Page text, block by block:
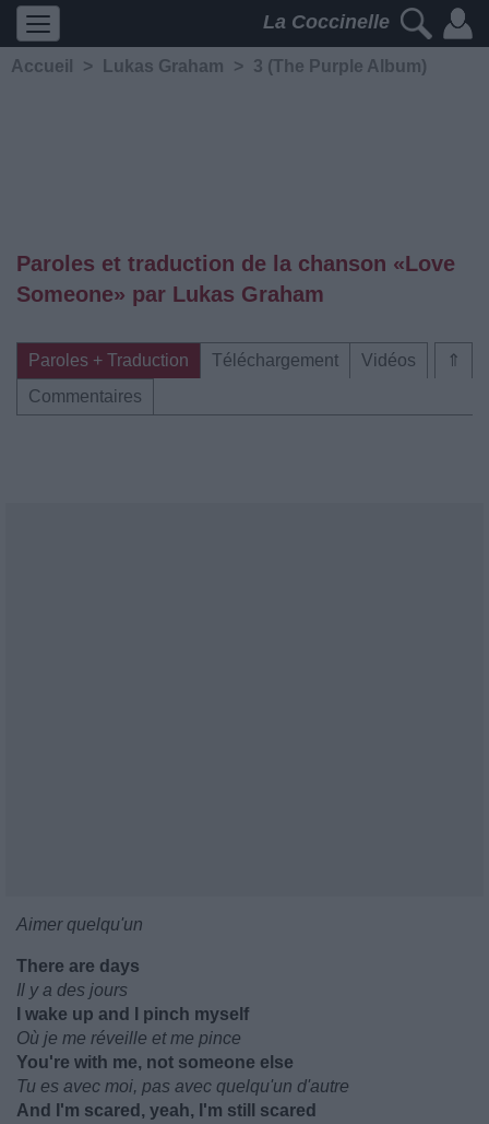
La Coccinelle
Accueil > Lukas Graham > 3 (The Purple Album)
Paroles et traduction de la chanson «Love
Someone» par Lukas Graham
⇑
Paroles + Traduction Téléchargement
Vidéos
Commentaires
Aimer quelqu'un
There are days
Il y a des jours
I wake up and I pinch myself
Où je me réveille et me pince
You're with me, not someone else
Tu es avec moi, pas avec quelqu'un d'autre
And I'm scared, yeah, I'm still scared